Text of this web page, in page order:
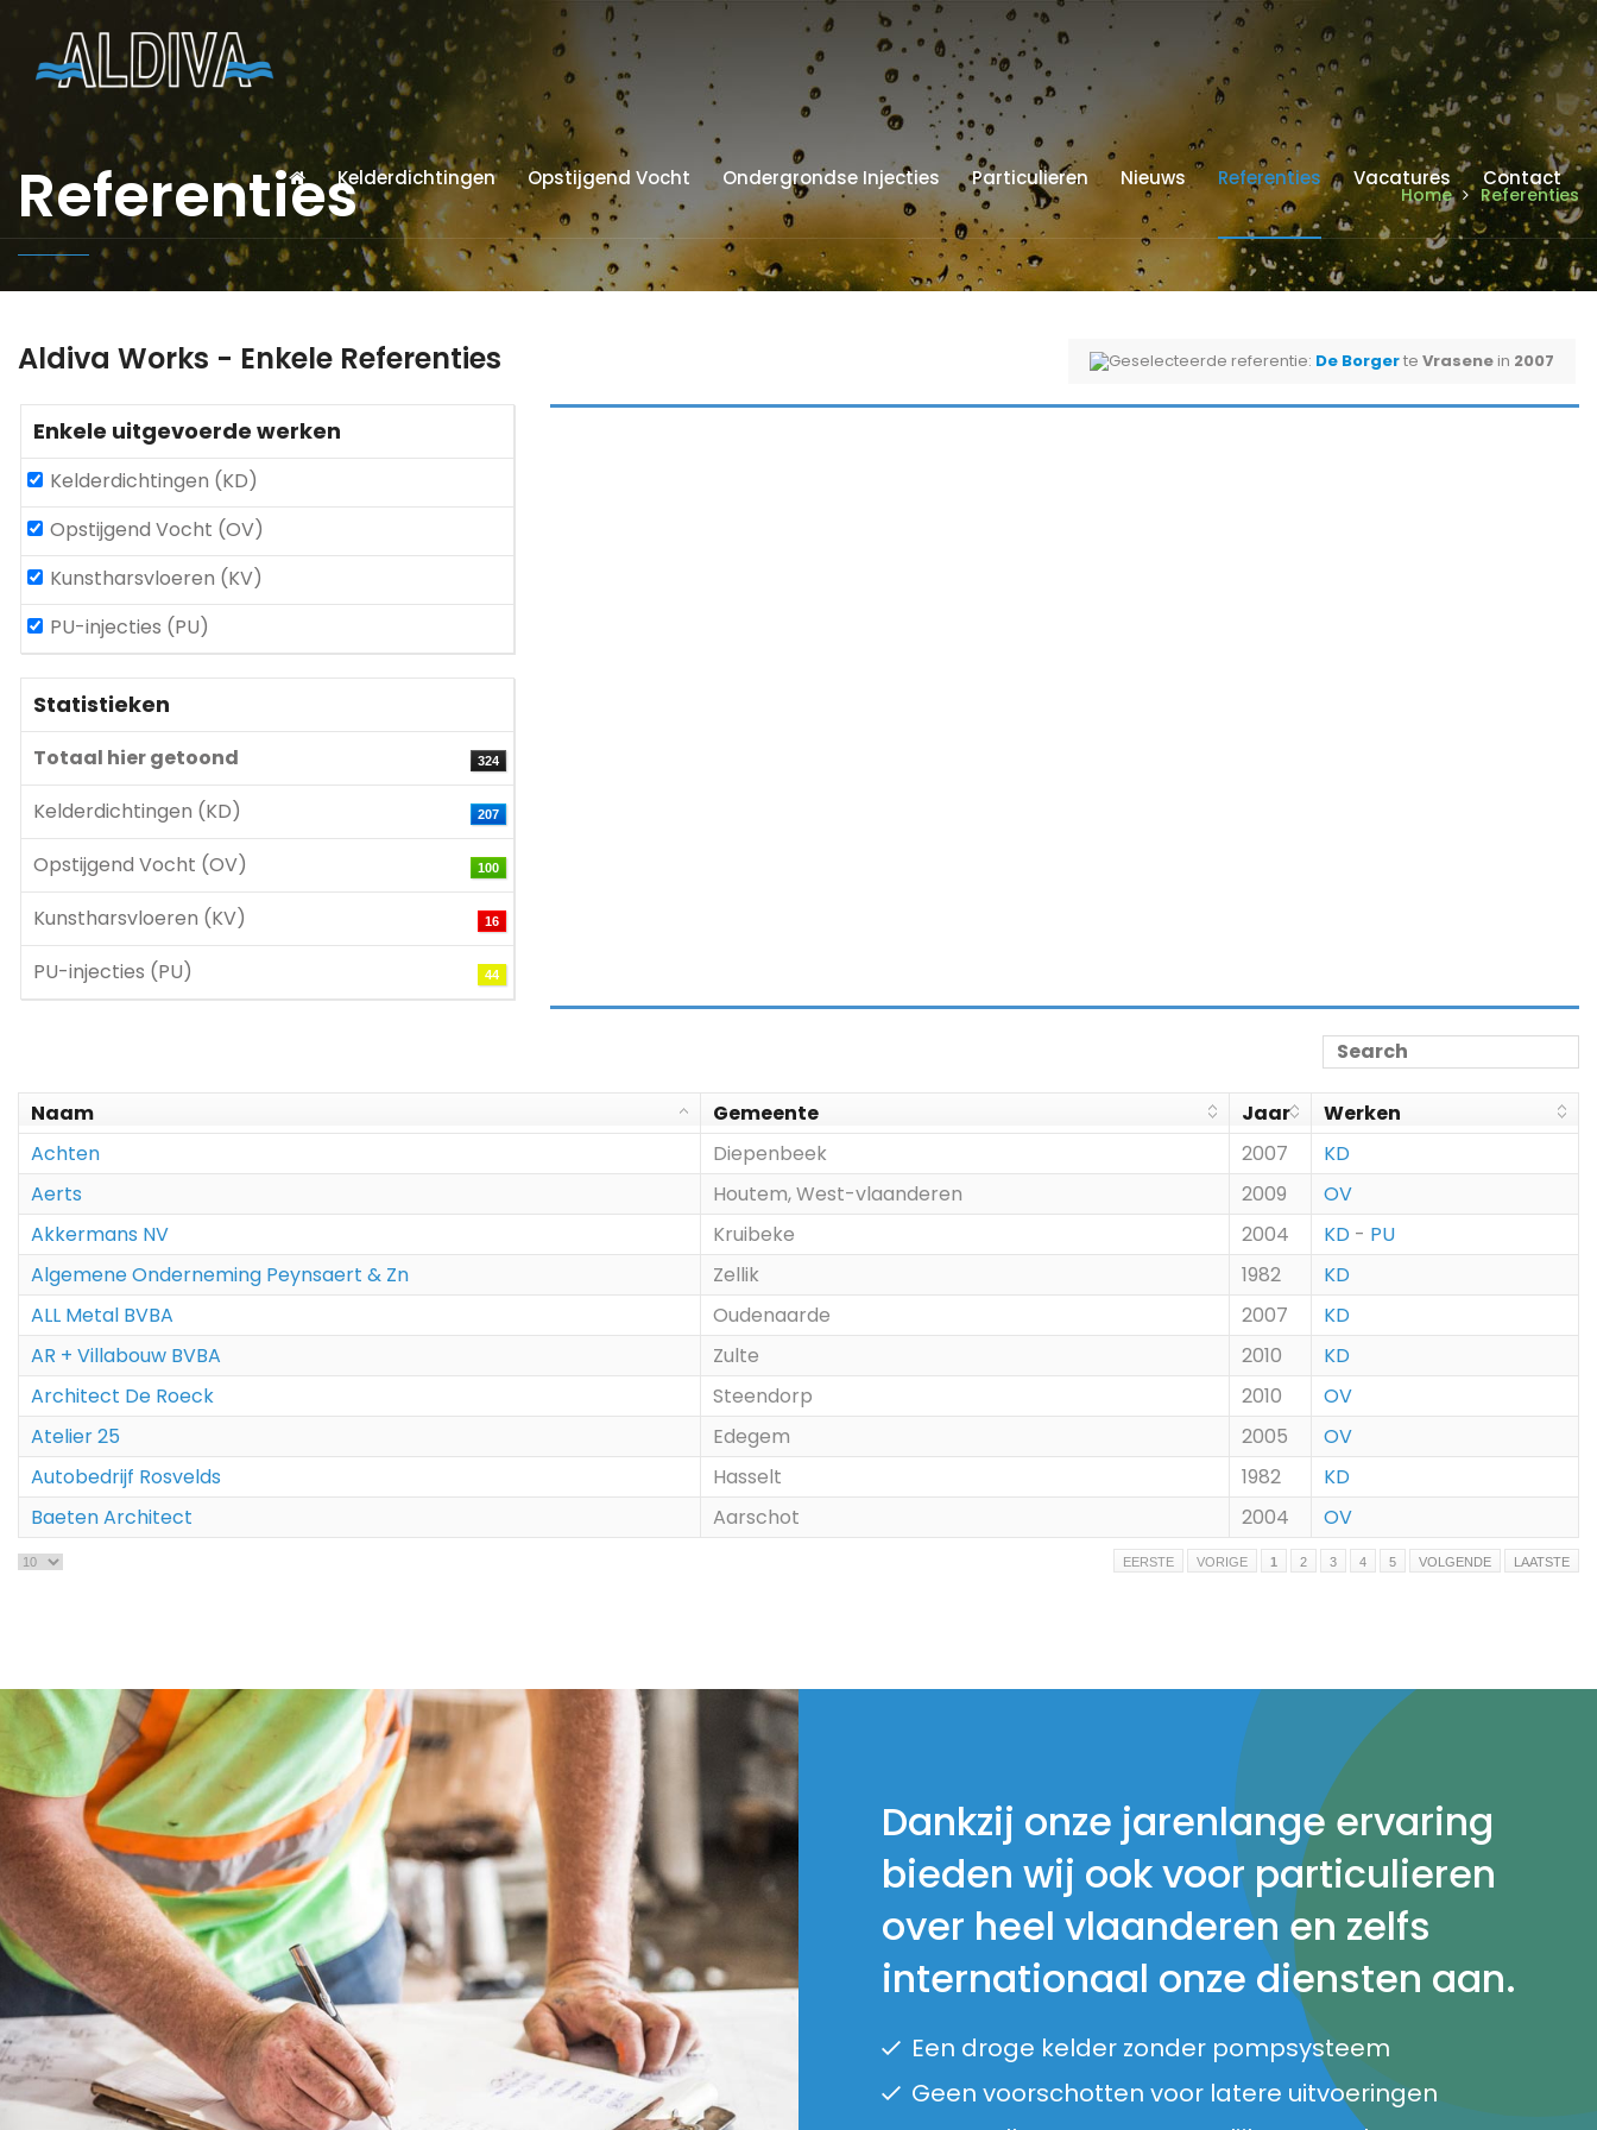
Kelderdichtingen Opstijgend Vocht Ondergrondse Injecties Particulieren Nieuws Referenties Vacatures Contact
Referenties Home Referenties
Aldiva Works - Enkele Referenties Geselecteerde referentie: De Borgerte Vrasene in 2007
Enkele uitgevoerde werken
Kelderdichtingen (KD)
Opstijgend Vocht (OV)
Kunstharsvloeren (KV)
PU-injecties (PU)
Statistieken
Totaal hier getoond 324
Kelderdichtingen (KD) 207
Opstijgend Vocht (OV) 100
Kunstharsvloeren (KV) 16
PU-injecties (PU) 44
Naam Gemeente Jaar
Werken
Achten
Diepenbeek 2007
KD
Aerts
Houtem, West-vlaanderen 2009
OV
Akkermans NV
Kruibeke 2004 KD - PU
Algemene Onderneming Peynsaert & Zn
Zellik 1982
KD
ALL Metal BVBA
Oudenaarde 2007
KD
AR + Villabouw BVBA
Zulte 2010
KD
Architect De Roeck
Steendorp 2010
OV
Atelier 25
Edegem 2005
OV
Autobedrijf Rosvelds
Hasselt 1982
KD
Baeten Architect
Aarschot 2004 OV
EERSTE VORIGE 1 2 3 4 5 VOLGENDE LAATSTE
Dankzij onze jarenlange ervaring
bieden wij ook voor particulieren
over heel vlaanderen en zelfs
internationaal onze diensten aan.
Een droge kelder zonder pompsysteem
Geen voorschotten voor latere uitvoeringen